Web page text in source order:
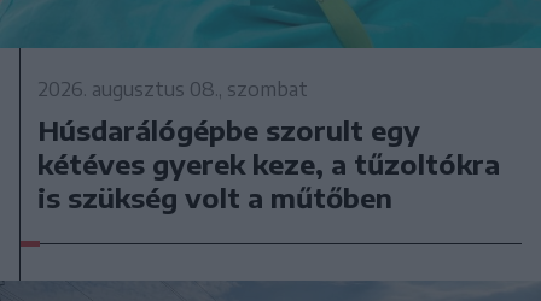
2026. augusztus 08., szombat
Húsdarálógépbe szorult egy
kétéves gyerek keze, a tűzoltókra
is szükség volt a műtőben